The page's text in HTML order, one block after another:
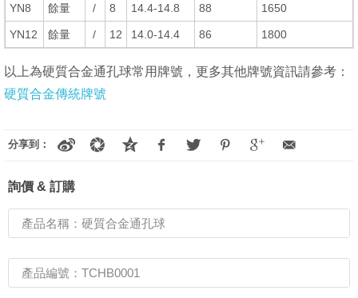
YN8 餘量 / 8 14.4-14.8 88 1650
YN12 餘量 / 12 14.0-14.4 86 1800
以上為硬質合金通孔球常用牌號，更多其他牌號資訊請參考：
硬質合金傳統牌號
分享到：
詢價 & 訂購